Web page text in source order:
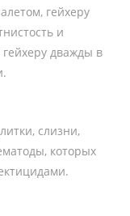
гейхеру
и
дважды в
слизни,
которых